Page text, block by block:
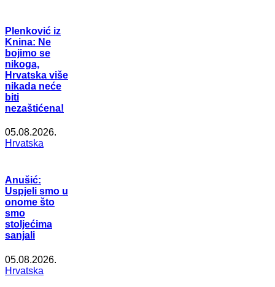
Plenković iz
Knina: Ne
bojimo se
nikoga,
Hrvatska više
nikada neće
biti
nezaštićena!
05.08.2026.
Hrvatska
Anušić:
Uspjeli smo u
onome što
smo
stoljećima
sanjali
05.08.2026.
Hrvatska